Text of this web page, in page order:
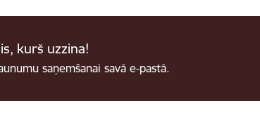
kurš uzzina!
saņemšanai savā e-pastā.